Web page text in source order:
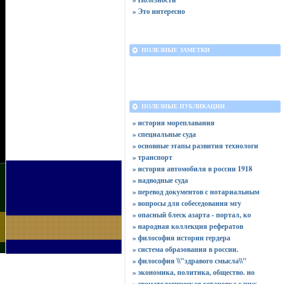
» Это интересно
ПОЛЕЗНЫЕ ЗАМЕТКИ
ПОЛЕЗНЫЕ ПУБЛИКАЦИИ
» история мореплавания
» специальные суда
» основные этапы развития технологи
» транспорт
» история автомобиля в россии 1918
» надводные суда
» перевод документов с нотариальным
» вопросы для собеседования мгу
» опасный блеск азарта - портал, ко
» народная коллекция рефератов
» философия истории гердера
» система образования в россии.
» философия \\"здравого смысла\\"
» экономика, политика, общество. но